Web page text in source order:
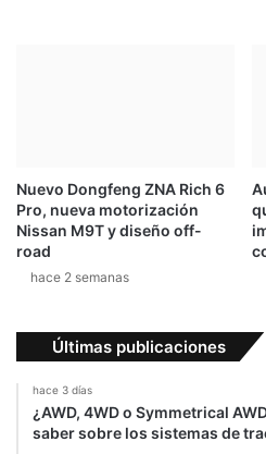
Nuevo Dongfeng ZNA Rich 6
Pro, nueva motorización
Nissan M9T y diseño off-
road
hace 2 semanas
Últimas publicaciones
hace 3 días
¿AWD, 4WD o Symmetrical
saber sobre los sistemas de